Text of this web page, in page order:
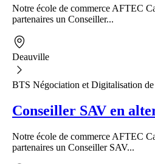
Notre école de commerce AFTEC
partenaires un Conseiller...
Deauville
BTS Négociation et Digitalisation
Conseiller SAV en
Notre école de commerce AFTEC
partenaires un Conseiller SAV...